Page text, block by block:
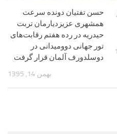
حسن تفتیان دونده سرعت
همشهری عزیزدیارمان تربت
حیدریه در رده هفتم رقابت‌های
تور جهانی دوومیدانی در
دوسلدورف آلمان قرار گرفت
بهمن 14, 1395